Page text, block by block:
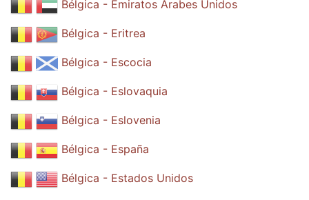
Bélgica - Emiratos Árabes Unidos
Bélgica - Eritrea
Bélgica - Escocia
Bélgica - Eslovaquia
Bélgica - Eslovenia
Bélgica - España
Bélgica - Estados Unidos